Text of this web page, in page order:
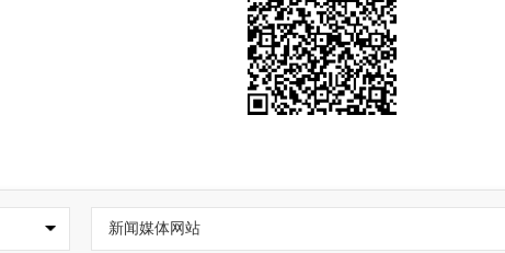
新闻媒体网站